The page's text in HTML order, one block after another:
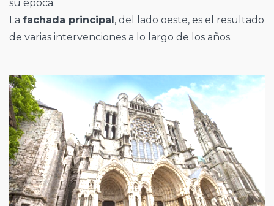
su época.
La fachada principal , del lado oeste, es el resultado
de varias intervenciones a lo largo de los años.